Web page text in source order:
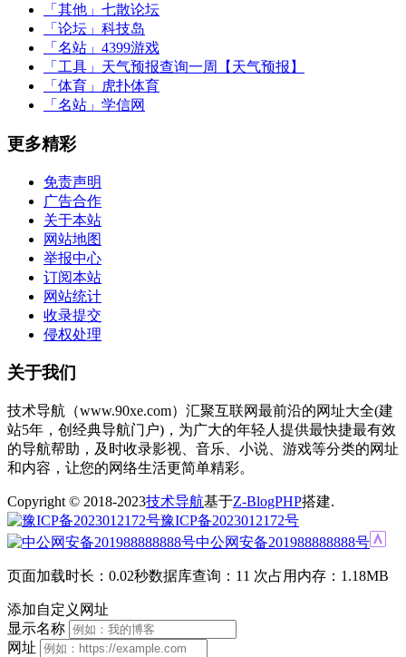
「其他」 七散论坛
「论坛」 科技岛
「名站」 4399游戏
「工具」 天气预报查询一周【天气预报】
「体育」
虎扑体育
「名站」 学信网
更多精彩
免责声明
广告合作
关于本站
网站地图
举报中心
订阅本站
网站统计
收录提交
侵权处理
关于我们
技术导航（www.90xe.com）汇聚互联网最前沿的网址大全(建
站5年，创经典导航门户)，为广大的年轻人提供最快捷最有效
的导航帮助，及时收录影视、音乐、小说、游戏等分类的网址
和内容，让您的网络生活更简单精彩。
Copyright © 2018-2023技术导航基于Z-BlogPHP搭建.
豫ICP备2023012172号
中公网安备201988888888号
页面加载时长：0.02秒数据库查询：11 次占用内存：1.18MB
添加自定义网址
显示名称
网址